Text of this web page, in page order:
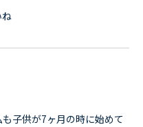
子供が7ヶ月の時に始めて